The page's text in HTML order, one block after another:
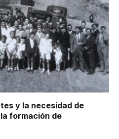
y la necesidad de
formación de